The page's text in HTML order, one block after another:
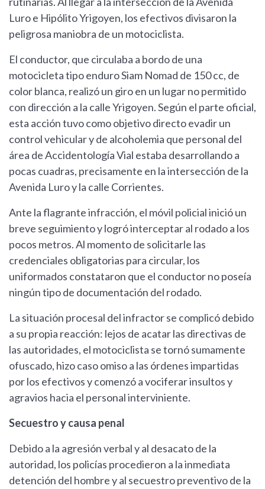
Luro e Hipólito Yrigoyen, los efectivos divisaron la
peligrosa maniobra de un motociclista.
El conductor, que circulaba a bordo de una
motocicleta tipo enduro Siam Nomad de 150 cc, de
color blanca, realizó un giro en un lugar no permitido
con dirección a la calle Yrigoyen. Según el parte oficial,
esta acción tuvo como objetivo directo evadir un
control vehicular y de alcoholemia que personal del
área de Accidentología Vial estaba desarrollando a
pocas cuadras, precisamente en la intersección de la
Avenida Luro y la calle Corrientes.
Ante la flagrante infracción, el móvil policial inició un
breve seguimiento y logró interceptar al rodado a los
pocos metros. Al momento de solicitarle las
credenciales obligatorias para circular, los
uniformados constataron que el conductor no poseía
ningún tipo de documentación del rodado.
La situación procesal del infractor se complicó debido
a su propia reacción: lejos de acatar las directivas de
las autoridades, el motociclista se tornó sumamente
ofuscado, hizo caso omiso a las órdenes impartidas
por los efectivos y comenzó a vociferar insultos y
agravios hacia el personal interviniente.
Secuestro y causa penal
Debido a la agresión verbal y al desacato de la
autoridad, los policías procedieron a la inmediata
detención del hombre y al secuestro preventivo de la